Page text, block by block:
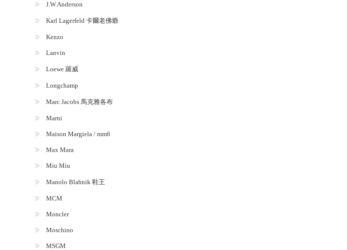
J.W.Anderson
Karl Lagerfeld 卡爾老佛爺
Kenzo
Lanvin
Loewe 羅威
Longchamp
Marc Jacobs 馬克雅各布
Marni
Maison Margiela / mm6
Max Mara
Miu Miu
Manolo Blahnik 鞋王
MCM
Moncler
Moschino
MSGM